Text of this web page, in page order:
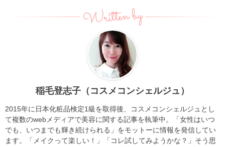
Written by
稲毛登志子（コスメコンシェルジュ）
2015年に日本化粧品検定1級を取得後、コスメコンシェルジュとし
て複数のwebメディアで美容に関する記事を執筆中。「女性はいつ
でも、いつまでも輝き続けられる」をモットーに情報を発信してい
ます。「メイクって楽しい！」「コレ試してみようかな？」そう思